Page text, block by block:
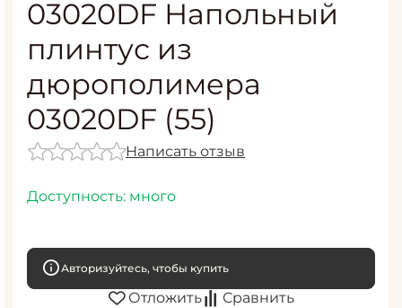
03020DF Напольный
плинтус из
дюрополимера
03020DF (55)
Написать отзыв
Доступность: много
Авторизуйтесь, чтобы купить
Отложить Сравнить